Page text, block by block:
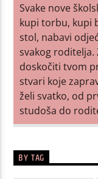
Svake nove
kupi torbu, kupi
stol, nabavi
svakog roditelja.
doskočiti tvom
stvari koje
želi svatko, od
studoša do
BY TAG